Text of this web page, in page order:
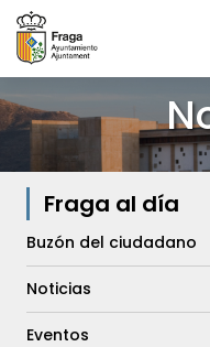
Fraga al día
Buzón del ciudadano
Noticias
Eventos